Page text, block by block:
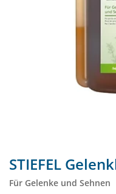
STIEFEL
Für Gelenke und Sehnen